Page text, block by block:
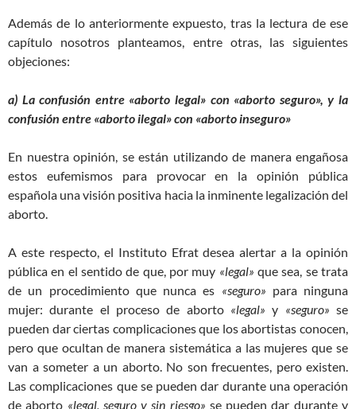
Además de lo anteriormente expuesto, tras la lectura de ese
capítulo nosotros planteamos, entre otras, las siguientes
objeciones:
a) La confusión entre «aborto legal» con «aborto seguro», y la
confusión entre «aborto ilegal» con «aborto inseguro»
En nuestra opinión, se están utilizando de manera engañosa
estos eufemismos para provocar en la opinión pública
española una visión positiva hacia la inminente legalización del
aborto.
A este respecto, el Instituto Efrat desea alertar a la opinión
pública en el sentido de que, por muy «legal» que sea, se trata
de un procedimiento que nunca es «seguro» para ninguna
mujer: durante el proceso de aborto «legal» y «seguro» se
pueden dar ciertas complicaciones que los abortistas conocen,
pero que ocultan de manera sistemática a las mujeres que se
van a someter a un aborto. No son frecuentes, pero existen.
Las complicaciones que se pueden dar durante una operación
de aborto «legal, seguro y sin riesgo» se pueden dar durante y